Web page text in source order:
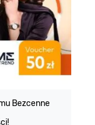
Bezcenne